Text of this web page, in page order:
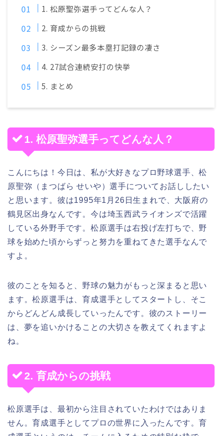
1. 松原聖弥選手ってどんな人？
2. 育成からの挑戦
3. シーズン最多本塁打記録の凄さ
4. 27試合連続安打の快挙
5. まとめ
1. 松原聖弥選手ってどんな人？
こんにちは！今日は、私が大好きなプロ野球選手、松
原聖弥（まつばら せいや）選手についてお話ししたい
と思います。彼は1995年1月26日生まれで、大阪府の
鶴見区出身なんです。今は埼玉西武ライオンズで活躍
している外野手です。松原選手は右投げ左打ちで、野
球を始めた頃からずっと努力を重ねてきた選手なんで
すよ。
彼のことを知ると、野球の魅力がもっと深まると思い
ます。松原選手は、育成選手としてスタートし、そこ
からどんどん成長していったんです。彼のストーリー
は、夢を追いかけることの大切さを教えてくれますよ
ね。
2. 育成からの挑戦
松原選手は、最初から注目されていたわけではありま
せん。育成選手としてプロの世界に入ったんです。育